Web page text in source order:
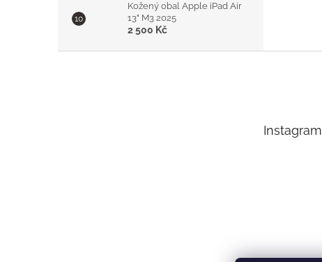
Kožený obal Apple iPad Air
13" M3 2025
2 500 Kč
Instagram